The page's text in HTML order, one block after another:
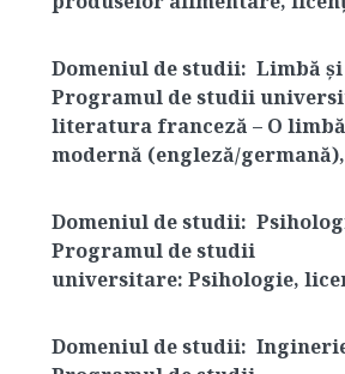
Domeniul de studii: Limbă
Programul de studii
literatura franceză – O
modernă (engleză/
Domeniul de studii:
Programul de studii
universitare: Psihologie,
Domeniul de studii: